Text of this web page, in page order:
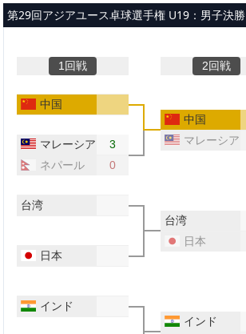
メインコンテンツへスキップ
第29回アジアユース卓球選手権 U19：男子決
1回戦 2回戦
中国
マレーシア
3
ネパール
0
台湾
日本
インド
中国
マレーシア
台湾
日本
インド